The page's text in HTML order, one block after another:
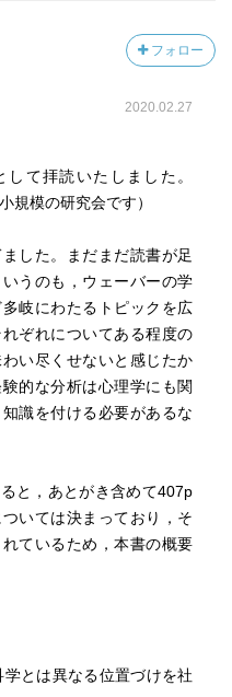
フォロー
2020.02.27
て拝読いたしました。
規模の研究会です）
した。まだまだ読書が足
うのも，ウェーバーの学
岐にわたるトピックを広
ぞれについてある程度の
い尽くせないと感じたか
的な分析は心理学にも関
識を付ける必要があるな
と，あとがき含めて407p
いては決まっており，そ
ているため，本書の概要
学とは異なる位置づけを社